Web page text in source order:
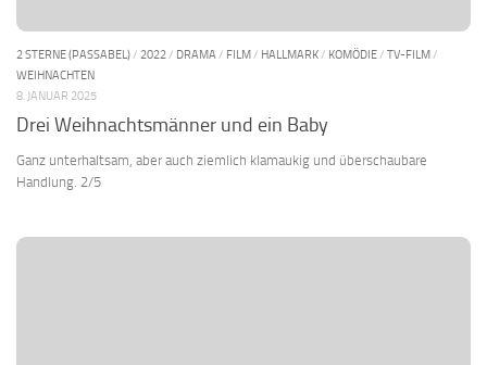
2 STERNE (PASSABEL)/ 2022/ DRAMA / FILM/ HALLMARK/ KOMÖDIE/ TV-FILM/
WEIHNACHTEN
8. JANUAR 2025
Drei Weihnachtsmänner und ein Baby
Ganz unterhaltsam, aber auch ziemlich klamaukig und überschaubare
Handlung. 2/5